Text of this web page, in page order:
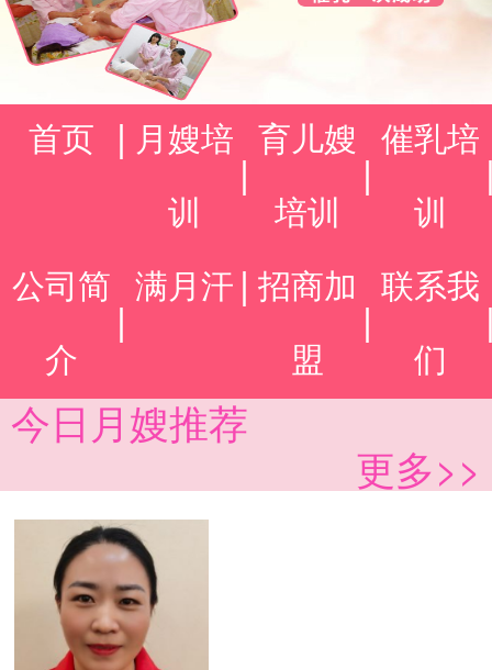
首页
月嫂培
训
育儿嫂
培训
催乳培
训
公司简
介
满月汗 招商加
盟
联系我
们
今日月嫂推荐
更多>>